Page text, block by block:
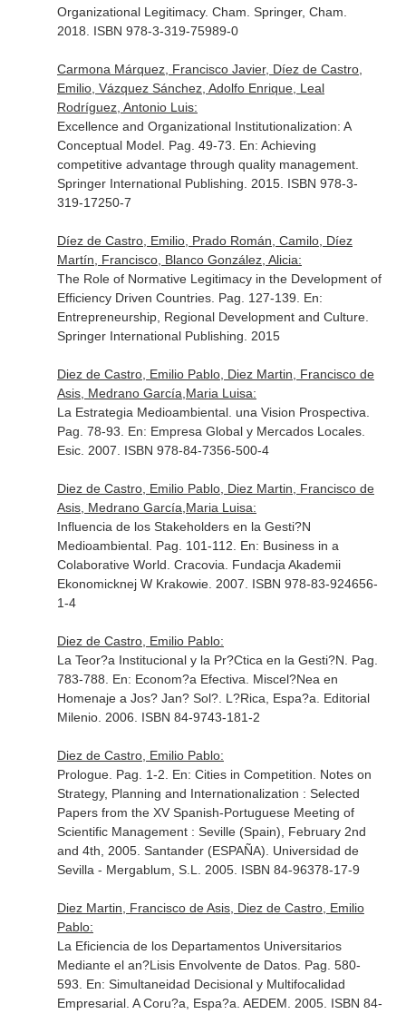
Organizational Legitimacy. Cham. Springer, Cham.
2018. ISBN 978-3-319-75989-0
Carmona Márquez, Francisco Javier, Díez de Castro,
Emilio, Vázquez Sánchez, Adolfo Enrique, Leal
Rodríguez, Antonio Luis:
Excellence and Organizational Institutionalization: A
Conceptual Model. Pag. 49-73. En: Achieving
competitive advantage through quality management.
Springer International Publishing. 2015. ISBN 978-3-
319-17250-7
Díez de Castro, Emilio, Prado Román, Camilo, Díez
Martín, Francisco, Blanco González, Alicia:
The Role of Normative Legitimacy in the Development of
Efficiency­ Driven Countries. Pag. 127-139. En:
Entrepreneurship, Regional Development and Culture.
Springer International Publishing. 2015
Diez de Castro, Emilio Pablo, Diez Martin, Francisco de
Asis, Medrano García,Maria Luisa:
La Estrategia Medioambiental. una Vision Prospectiva.
Pag. 78-93. En: Empresa Global y Mercados Locales.
Esic. 2007. ISBN 978-84-7356-500-4
Diez de Castro, Emilio Pablo, Diez Martin, Francisco de
Asis, Medrano García,Maria Luisa:
Influencia de los Stakeholders en la Gesti?N
Medioambiental. Pag. 101-112. En: Business in a
Colaborative World . Cracovia. Fundacja Akademii
Ekonomicknej W Krakowie. 2007. ISBN 978-83-924656-
1-4
Diez de Castro, Emilio Pablo:
La Teor?a Institucional y la Pr?Ctica en la Gesti?N. Pag.
783-788. En: Econom?a Efectiva. Miscel?Nea en
Homenaje a Jos? Jan? Sol?. L?Rica, Espa?a. Editorial
Milenio. 2006. ISBN 84-9743-181-2
Diez de Castro, Emilio Pablo:
Prologue. Pag. 1-2. En: Cities in Competition. Notes on
Strategy, Planning and Internationalization : Selected
Papers from the XV Spanish-Portuguese Meeting of
Scientific Management : Seville (Spain), February 2nd
and 4th, 2005. Santander (ESPAÑA). Universidad de
Sevilla - Mergablum, S.L. 2005. ISBN 84-96378-17-9
Diez Martin, Francisco de Asis, Diez de Castro, Emilio
Pablo:
La Eficiencia de los Departamentos Universitarios
Mediante el an?Lisis Envolvente de Datos. Pag. 580-
593. En: Simultaneidad Decisional y Multifocalidad
Empresarial. A Coru?a, Espa?a. AEDEM. 2005. ISBN 84-